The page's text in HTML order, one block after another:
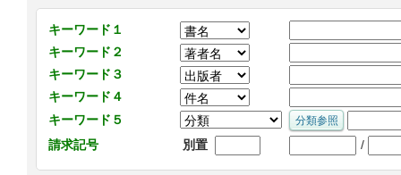
キーワード１
キーワード２
キーワード３
キーワード４
キーワード５
請求記号
別置 /